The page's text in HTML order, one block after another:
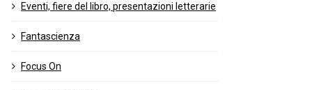
Eventi, fiere del libro, presentazioni letterarie
Fantascienza
Focus On